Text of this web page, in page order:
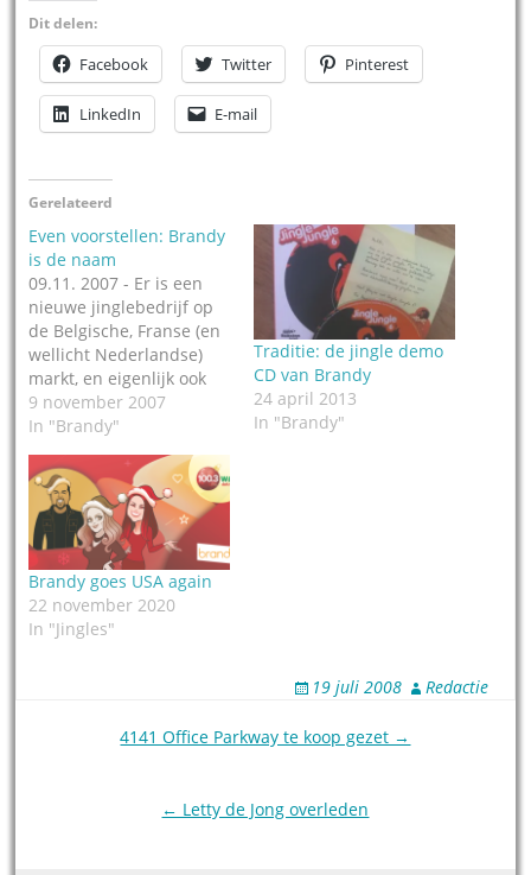
Dit delen:
Facebook Twitter Pinterest
LinkedIn E-mail
Gerelateerd
Even voorstellen: Brandy
is de naam
09.11. 2007 - Er is een
nieuwe jinglebedrijf op
de Belgische, Franse (en
wellicht Nederlandse)
markt, en eigenlijk ook
weer niet. Brandy. Van
oorsprong is Brandy een
maar het heeft zich
heeft zich op de recente
NAB beurs in Barcelona
ook gepositioneerd als
jingleproducent. Tegelijk
bracht Brandy een…
9 november 2007
In "Brandy"
Traditie: de jingle demo
CD van Brandy
24 april 2013
In "Brandy"
Brandy goes USA again
22 november 2020
In "Jingles"
19 juli 2008 Redactie
4141 Office Parkway te koop gezet →
← Letty de Jong overleden